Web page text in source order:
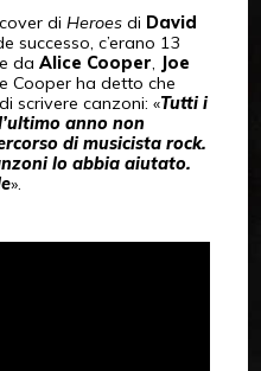
di Heroesdi David
successo, c’erano 13
da Alice Cooper, Joe
Cooper ha detto che
scrivere canzoni: «Tutti i
anno non
di musicista rock.
lo abbia aiutato.
».